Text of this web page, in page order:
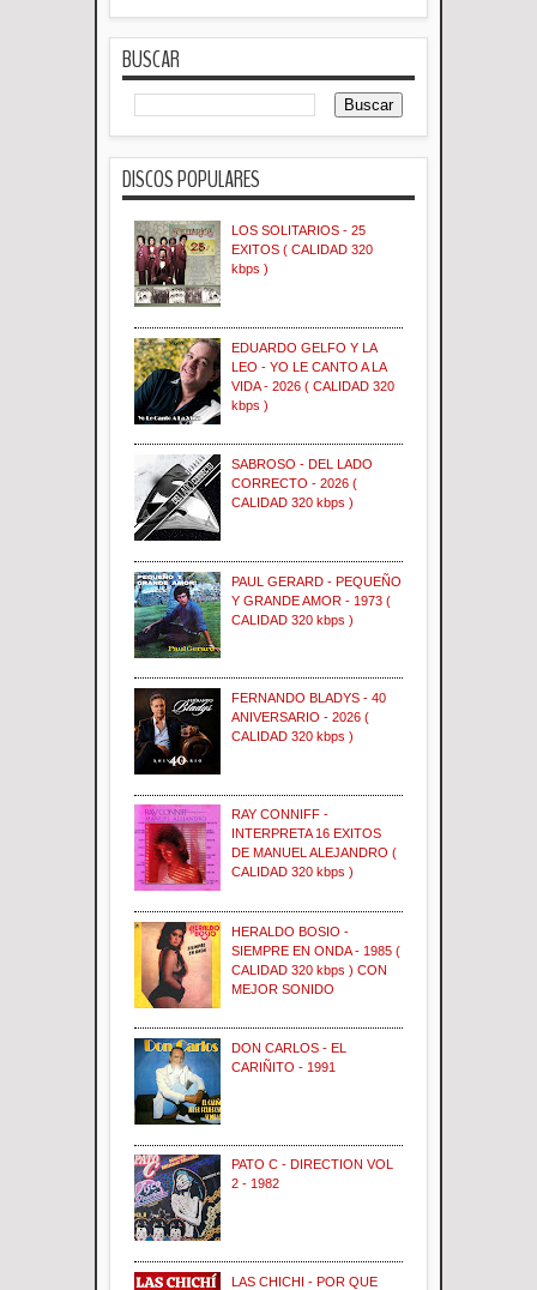
BUSCAR
DISCOS POPULARES
LOS SOLITARIOS - 25
EXITOS ( CALIDAD 320
kbps )
EDUARDO GELFO Y LA
LEO - YO LE CANTO A LA
VIDA - 2026 ( CALIDAD 320
kbps )
SABROSO - DEL LADO
CORRECTO - 2026 (
CALIDAD 320 kbps )
PAUL GERARD - PEQUEÑO
Y GRANDE AMOR - 1973 (
CALIDAD 320 kbps )
FERNANDO BLADYS - 40
ANIVERSARIO - 2026 (
CALIDAD 320 kbps )
RAY CONNIFF -
INTERPRETA 16 EXITOS
DE MANUEL ALEJANDRO (
CALIDAD 320 kbps )
HERALDO BOSIO -
SIEMPRE EN ONDA - 1985 (
CALIDAD 320 kbps ) CON
MEJOR SONIDO
DON CARLOS - EL
CARIÑITO - 1991
PATO C - DIRECTION VOL
2 - 1982
LAS CHICHI - POR QUE